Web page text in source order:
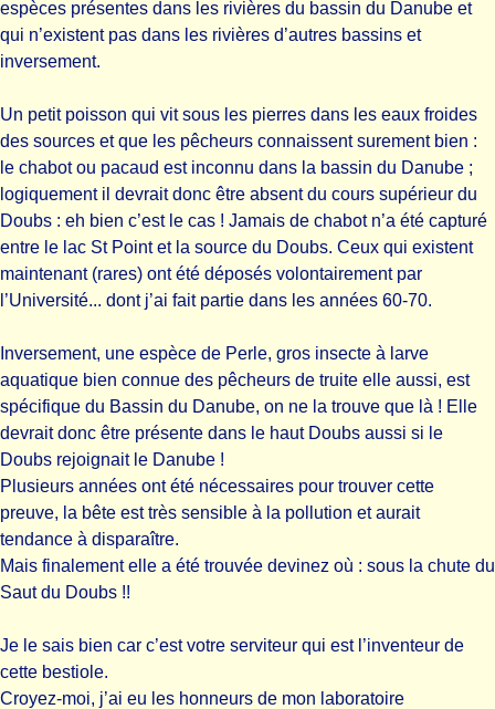
espèces présentes dans les rivières du bassin du Danube et
qui n’existent pas dans les rivières d’autres bassins et
inversement.
Un petit poisson qui vit sous les pierres dans les eaux froides
des sources et que les pêcheurs connaissent surement bien :
le chabot ou pacaud est inconnu dans la bassin du Danube ;
logiquement il devrait donc être absent du cours supérieur du
Doubs : eh bien c’est le cas ! Jamais de chabot n’a été capturé
entre le lac St Point et la source du Doubs. Ceux qui existent
maintenant (rares) ont été déposés volontairement par
l’Université... dont j’ai fait partie dans les années 60-70.
Inversement, une espèce de Perle, gros insecte à larve
aquatique bien connue des pêcheurs de truite elle aussi, est
spécifique du Bassin du Danube, on ne la trouve que là ! Elle
devrait donc être présente dans le haut Doubs aussi si le
Doubs rejoignait le Danube !
Plusieurs années ont été nécessaires pour trouver cette
preuve, la bête est très sensible à la pollution et aurait
tendance à disparaître.
Mais finalement elle a été trouvée devinez où : sous la chute du
Saut du Doubs !!
Je le sais bien car c’est votre serviteur qui est l’inventeur de
cette bestiole.
Croyez-moi, j’ai eu les honneurs de mon laboratoire